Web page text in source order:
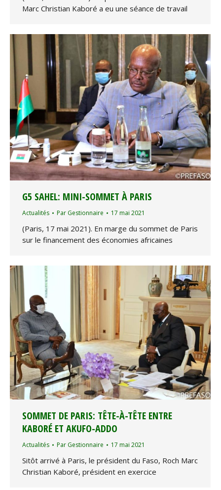
Marc Christian Kaboré a eu une séance de travail
G5 SAHEL: MINI-SOMMET À PARIS
Actualités Par Gestionnaire 17 mai 2021
(Paris, 17 mai 2021). En marge du sommet de Paris
sur le financement des économies africaines
SOMMET DE PARIS: TÊTE-À-TÊTE ENTRE
KABORÉ ET AKUFO-ADDO
Actualités Par Gestionnaire 17 mai 2021
Sitôt arrivé à Paris, le président du Faso, Roch Marc
Christian Kaboré, président en exercice